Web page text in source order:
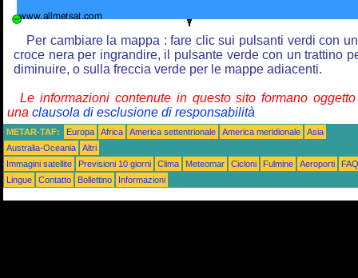
Per cambiare la mappa : fare clic sui pulsanti verdi con
croce nera per ingrandire, il pulsante verde con un trattino
diminuire, o sulla freccia verde per le mappe adiacenti.
Le informazioni contenute in questo sito formano
una clausola di esclusione di responsabilità
METAR-TAF: Europa Africa America settentrionale America meridionale
Asia
Australia-Oceania
Altri
Immagini satellite
Previsioni 10 giorni Clima Meteomar Cicloni Fulmine Aeroporti
FAQ
Lingue
Contatto Bollettino Informazioni